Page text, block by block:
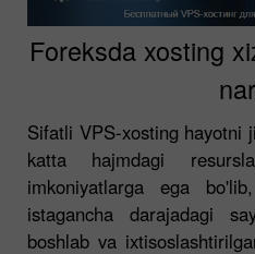
Foreksda xosting
Sifatli VPS-xosting hayotni
katta hajmdagi
imkoniyatlarga ega
istagancha darajadagi
boshlab va